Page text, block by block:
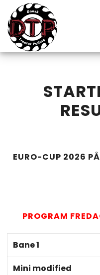
content
EURO-CUP 2026
PROGRAM
Bane 1
Mini modified